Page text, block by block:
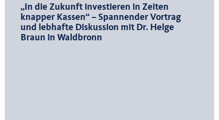
„In die Zukunft investieren in Zeiten
knapper Kassen“ – Spannender Vortrag
und lebhafte Diskussion mit Dr. Helge
Braun in Waldbronn